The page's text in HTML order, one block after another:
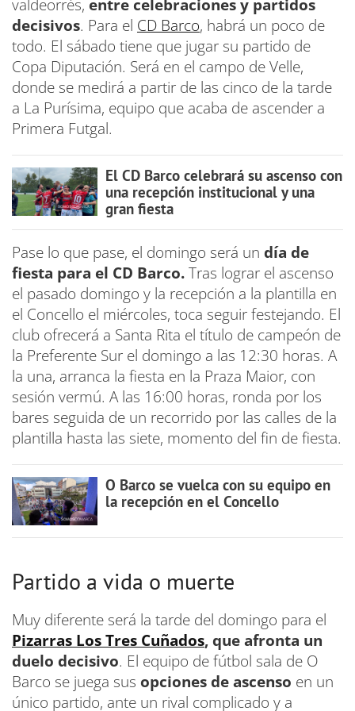
valdeorrés, entre celebraciones y partidos
decisivos. Para el CD Barco, habrá un poco de
todo. El sábado tiene que jugar su partido de
Copa Diputación. Será en el campo de Velle,
donde se medirá a partir de las cinco de la tarde
a La Purísima, equipo que acaba de ascender a
Primera Futgal.
El CD Barco celebrará su ascenso con
una recepción institucional y una
gran fiesta
Pase lo que pase, el domingo será un día de
fiesta para el CD Barco.Tras lograr el ascenso
el pasado domingo y la recepción a la plantilla en
el Concello el miércoles, toca seguir festejando. El
club ofrecerá a Santa Rita el título de campeón de
la Preferente Sur el domingo a las 12:30 horas. A
la una, arranca la fiesta en la Praza Maior, con
sesión vermú. A las 16:00 horas, ronda por los
bares seguida de un recorrido por las calles de la
plantilla hasta las siete, momento del fin de fiesta.
O Barco se vuelca con su equipo en
la recepción en el Concello
Partido a vida o muerte
Muy diferente será la tarde del domingo para el
Pizarras Los Tres Cuñados, que afronta un
duelo decisivo. El equipo de fútbol sala de O
Barco se juega sus opciones de ascenso en un
único partido, ante un rival complicado y a